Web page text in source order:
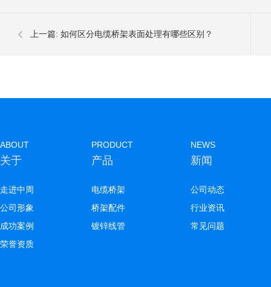
上一篇: 如何区分电缆桥架表面处理有哪些区别？
ABOUT
关于
走进中周
公司形象
成功案例
荣誉资质
PRODUCT
产品
电缆桥架
桥架配件
镀锌线管
NEWS
新闻
公司动态
行业资讯
常见问题